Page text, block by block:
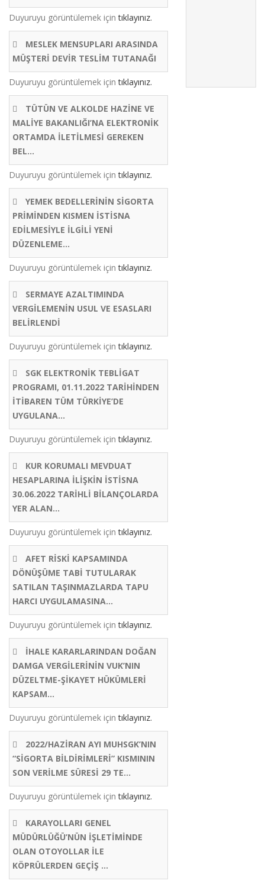
Duyuruyu görüntülemek içintıklayınız.
MESLEK MENSUPLARI ARASINDA
MÜŞTERİ DEVİR TESLİM TUTANAĞI
Duyuruyu görüntülemek içintıklayınız.
TÜTÜN VE ALKOLDE HAZİNE VE
MALİYE BAKANLIĞI’NA ELEKTRONİK
ORTAMDA İLETİLMESİ GEREKEN
BEL...
Duyuruyu görüntülemek içintıklayınız.
YEMEK BEDELLERİNİN SİGORTA
PRİMİNDEN KISMEN İSTİSNA
EDİLMESİYLE İLGİLİ YENİ
DÜZENLEME...
Duyuruyu görüntülemek içintıklayınız.
SERMAYE AZALTIMINDA
VERGİLEMENİN USUL VE ESASLARI
BELİRLENDİ
Duyuruyu görüntülemek içintıklayınız.
SGK ELEKTRONİK TEBLİGAT
PROGRAMI, 01.11.2022 TARİHİNDEN
İTİBAREN TÜM TÜRKİYE’DE
UYGULANA...
Duyuruyu görüntülemek içintıklayınız.
KUR KORUMALI MEVDUAT
HESAPLARINA İLİŞKİN İSTİSNA
30.06.2022 TARİHLİ BİLANÇOLARDA
YER ALAN...
Duyuruyu görüntülemek içintıklayınız.
AFET RİSKİ KAPSAMINDA
DÖNÜŞÜME TABİ TUTULARAK
SATILAN TAŞINMAZLARDA TAPU
HARCI UYGULAMASINA...
Duyuruyu görüntülemek içintıklayınız.
İHALE KARARLARINDAN DOĞAN
DAMGA VERGİLERİNİN VUK’NIN
DÜZELTME-ŞİKAYET HÜKÜMLERİ
KAPSAM...
Duyuruyu görüntülemek içintıklayınız.
2022/HAZİRAN AYI MUHSGK’NIN
“SİGORTA BİLDİRİMLERİ” KISMININ
SON VERİLME SÜRESİ 29 TE...
Duyuruyu görüntülemek içintıklayınız.
KARAYOLLARI GENEL
MÜDÜRLÜĞÜ’NÜN İŞLETİMİNDE
OLAN OTOYOLLAR İLE
KÖPRÜLERDEN GEÇİŞ ...